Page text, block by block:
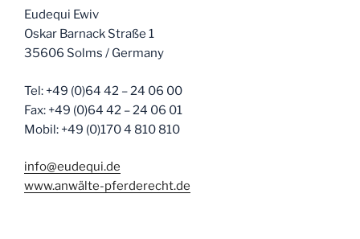
Eudequi Ewiv
Oskar Barnack Straße 1
35606 Solms / Germany
Tel: +49 (0)64 42 – 24 06 00
Fax: +49 (0)64 42 – 24 06 01
Mobil: +49 (0)170 4 810 810
info@eudequi.de
www.anwälte-pferderecht.de